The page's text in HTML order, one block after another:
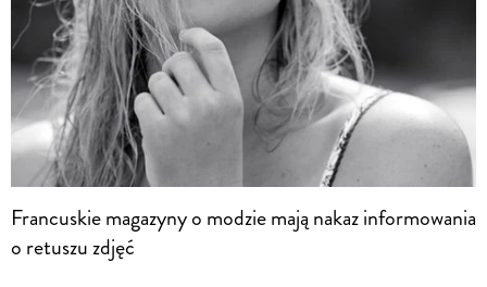
Francuskie magazyny o modzie mają nakaz informowania
o retuszu zdjęć